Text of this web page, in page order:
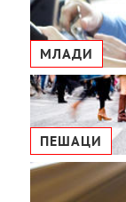
МЛАДИ
ПЕШАЦИ